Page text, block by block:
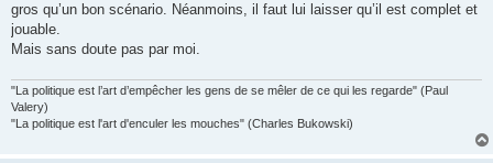
gros qu’un bon scénario. Néanmoins, il faut lui laisser qu’il est complet et
jouable.
Mais sans doute pas par moi.
"La politique est l’art d’empêcher les gens de se mêler de ce qui les regarde" (Paul
Valery)
"La politique est l'art d'enculer les mouches" (Charles Bukowski)